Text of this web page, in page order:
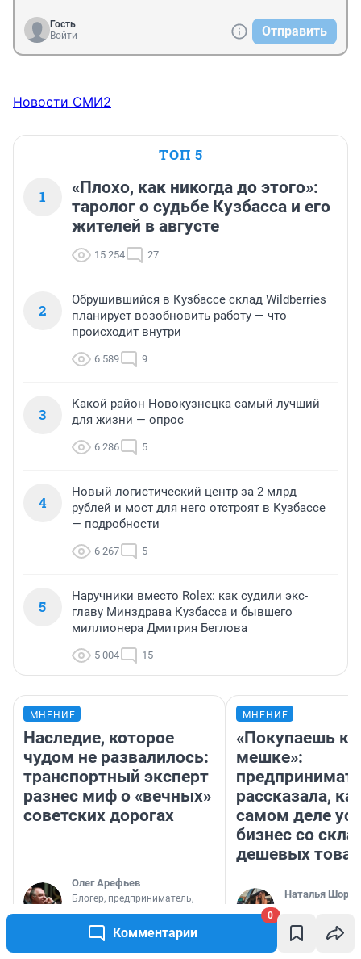
Комментарии
0
Гость
Войти
Отправить
Новости СМИ2
ТОП 5
1
«Плохо, как никогда до этого»:
таролог о судьбе Кузбасса и его
жителей в августе
15 254 27
2
Обрушившийся в Кузбассе склад Wildberries
планирует возобновить работу — что
происходит внутри
6 589 9
3
Какой район Новокузнецка самый лучший
для жизни — опрос
6 286 5
4
Новый логистический центр за 2 млрд
рублей и мост для него отстроят в Кузбассе
— подробности
6 267 5
5
Наручники вместо Rolex: как судили экс-
главу Минздрава Кузбасса и бывшего
миллионера Дмитрия Беглова
5 004 15
МНЕНИЕ
Наследие, которое
чудом не развалилось:
транспортный эксперт
разнес миф о «вечных»
советских дорогах
Олег Арефьев
Блогер, предприниматель,
МНЕНИЕ
«Покупаешь
мешке»:
рассказала,
самом деле
бизнес со
дешевых
Наталья